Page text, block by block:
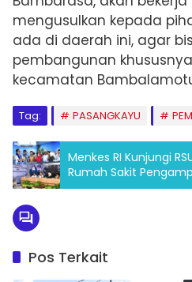
mengusulkan kepada
ada di daerah ini, agar
pembangunan
kecamatan
Tag: PASANGKAYU
Menkes RI Kunjungi
Rumah Sakit
Pos Terkait